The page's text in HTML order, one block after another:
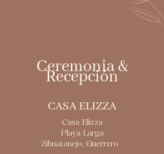
Ceremonia &
Recepción
CASA ELIZZA
Casa Elizza
Playa Larga
Zihuatanejo, Guerrero